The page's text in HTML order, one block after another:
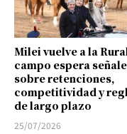
Milei vuelve a la
campo espera
sobre retenciones,
competitividad y
de largo plazo
25/07/2026